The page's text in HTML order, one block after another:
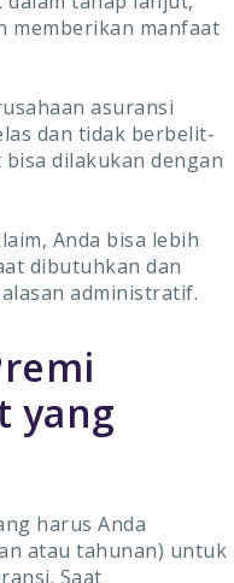
memberikan manfaat
asuransi
dan tidak berbelit-
dilakukan dengan
Anda bisa lebih
dibutuhkan dan
administratif.
yang
harus Anda
atau tahunan) untuk
Saat